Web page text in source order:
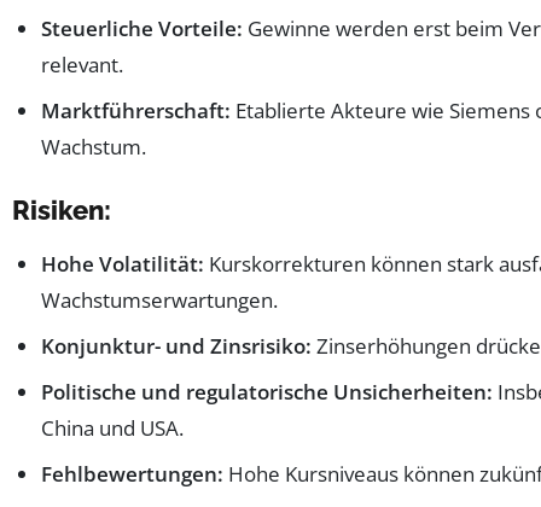
Steuerliche Vorteile: Gewinne werden erst beim
relevant.
Marktführerschaft: Etablierte Akteure wie
Wachstum.
Risiken:
Hohe Volatilität: Kurskorrekturen können stark
Wachstumserwartungen.
Konjunktur- und Zinsrisiko: Zinserhöhungen
Politische und regulatorische Unsicherheiten:
China und USA.
Fehlbewertungen: Hohe Kursniveaus können